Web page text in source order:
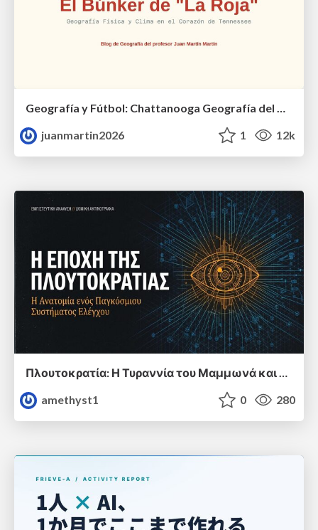
juanmartin2026
1 12k
Πλουτοκρατία: Η Τυραννία του Μαμμωνά και η Μεταανθρώπινη Δουλεία
amethyst1
0 280